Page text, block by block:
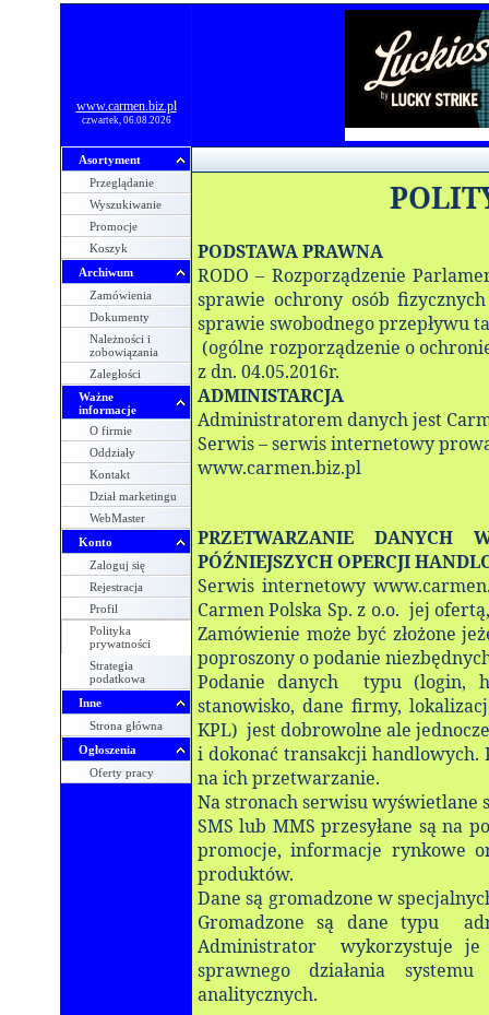
www.carmen.biz.pl
czwartek, 06.08.2026
Asortyment
Przeglądanie
Wyszukiwanie
Promocje
Koszyk
Archiwum
Zamówienia
Dokumenty
Należności i
zobowiązania
Zaległości
Ważne
informacje
O firmie
Oddziały
Kontakt
Dział marketingu
WebMaster
Konto
Zaloguj się
Rejestracja
Profil
Polityka
prywatności
Strategia
podatkowa
Inne
Strona główna
Ogłoszenia
Oferty pracy
PODSTAWA PRAWNA
RODO – Rozporządzenie
sprawie ochrony osób
sprawie swobodnego przepływu
(ogólne rozporządzenie o
z dn. 04.05.2016r.
ADMINISTARCJA
Administratorem danych jest
Serwis – serwis internetowy
www.carmen.biz.pl
PRZETWARZANIE
PÓŹNIEJSZYCH OPERCJI
Serwis internetowy
Carmen Polska Sp. z o.o. jej
Zamówienie może być złożone
poproszony o podanie
Podanie danych
typu (login,
stanowisko, dane firmy,
KPL) jest dobrowolne ale
i dokonać transakcji handlowych.
na ich przetwarzanie.
Na stronach serwisu wyświetlane
SMS lub MMS przesyłane są na
promocje, informacje rynkowe
produktów.
Dane są gromadzone w
Gromadzone są dane typu
Administrator wykorzystuje je
sprawnego działania
analitycznych.